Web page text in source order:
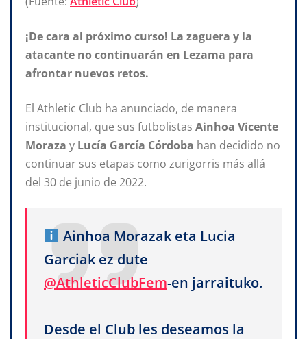
¡De cara al próximo curso! La zaguera y la
atacante no continuarán en Lezama para
afrontar nuevos retos.
El Athletic Club ha anunciado, de manera
institucional, que sus futbolistas Ainhoa Vicente
Moraza y Lucía García Córdoba han decidido no
continuar sus etapas como zurigorris más allá
del 30 de junio de 2022.
Ainhoa Morazak eta Lucia
Garciak ez dute
@AthleticClubFem-en jarraituko.
Desde el Club les deseamos la